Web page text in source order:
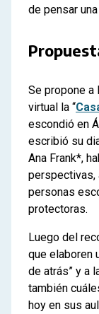
de pensar
Se propone
virtual la “
escondió en
escribió su
Ana Frank*,
perspectivas,
personas
protectoras.
Luego del
que elaboren
de atrás” y a
también
hoy en sus